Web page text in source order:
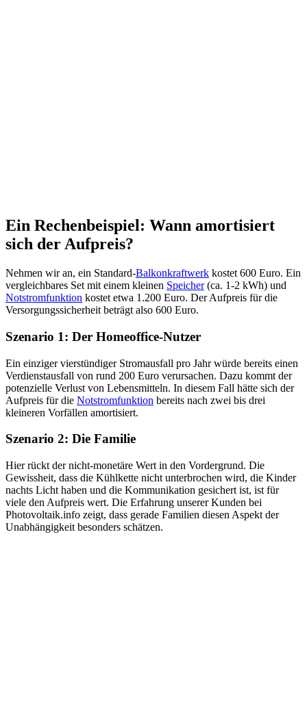
Ein Rechenbeispiel: Wann amortisiert
sich der Aufpreis?
Nehmen wir an, ein Standard-Balkonkraftwerk kostet 600 Euro. Ein
vergleichbares Set mit einem kleinen Speicher(ca. 1-2 kWh) und
Notstromfunktion kostet etwa 1.200 Euro. Der Aufpreis für die
Versorgungssicherheit beträgt also 600 Euro.
Szenario 1: Der Homeoffice-Nutzer
Ein einziger vierstündiger Stromausfall pro Jahr würde bereits einen
Verdienstausfall von rund 200 Euro verursachen. Dazu kommt der
potenzielle Verlust von Lebensmitteln. In diesem Fall hätte sich der
Aufpreis für die Notstromfunktion bereits nach zwei bis drei
kleineren Vorfällen amortisiert.
Szenario 2: Die Familie
Hier rückt der nicht-monetäre Wert in den Vordergrund. Die
Gewissheit, dass die Kühlkette nicht unterbrochen wird, die Kinder
nachts Licht haben und die Kommunikation gesichert ist, ist für
viele den Aufpreis wert. Die Erfahrung unserer Kunden bei
Photovoltaik.info zeigt, dass gerade Familien diesen Aspekt der
Unabhängigkeit besonders schätzen.